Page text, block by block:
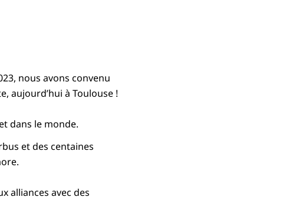
nous avons convenu
aujourd’hui à Toulouse !
dans le monde.
et des centaines
alliances avec des